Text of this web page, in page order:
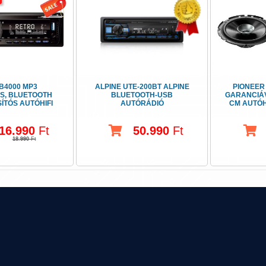
MP3
BLUETOOTH
AUTÓHIFI
Ft
18.990Ft
ALPINE UTE-200BT ALPINE
BLUETOOTH-USB
AUTÓRÁDIÓ
50.990 Ft
CM